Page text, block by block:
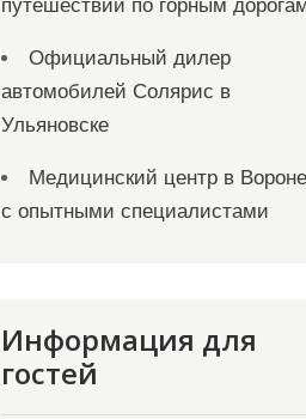
путешествий по горным
Официальный дилер
автомобилей Солярис в
Ульяновске
Медицинский центр в
с опытными специалистами
Информация для
гостей